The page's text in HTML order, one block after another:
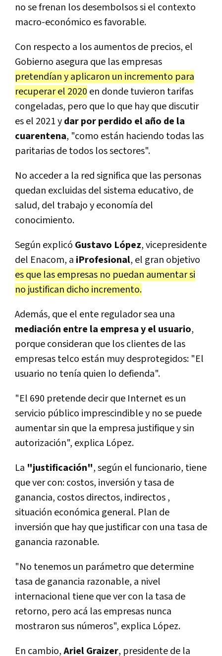
no se frenan los desembolsos si el contexto
macro-económico es favorable.
Con respecto a los aumentos de precios, el
Gobierno asegura que las empresas
pretendían y aplicaron un incremento para
recuperar el 2020 en donde tuvieron tarifas
congeladas, pero que lo que hay que discutir
es el 2021 ydar por perdido el año de la
cuarentena, "como están haciendo todas las
paritarias de todos los sectores".
No acceder a la red significa que las personas
quedan excluidas del sistema educativo, de
salud, del trabajo y economía del
conocimiento.
Según explicó Gustavo López, vicepresidente
del Enacom, a iProfesional, el gran objetivo
es que las empresas no puedan aumentar si
no justifican dicho incremento.
Además, que el ente regulador sea una
mediación entre la empresa y el usuario,
porque consideran que los clientes de las
empresas telco están muy desprotegidos: "El
usuario no tenía quien lo defienda".
"El 690 pretende decir que Internet es un
servicio público imprescindible y no se puede
aumentar sin que la empresa justifique y sin
autorización", explica López.
La "justificación", según el funcionario, tiene
que ver con: costos, inversión y tasa de
ganancia, costos directos, indirectos ,
situación económica general. Plan de
inversión que hay que justificar con una tasa de
ganancia razonable.
"No tenemos un parámetro que determine
tasa de ganancia razonable, a nivel
internacional tiene que ver con la tasa de
retorno, pero acá las empresas nunca
mostraron sus números", explica López.
En cambio,Ariel Graizer, presidente de la